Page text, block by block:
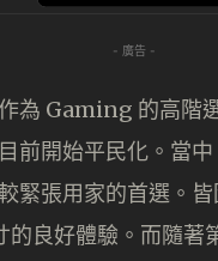
- 廣告 -
為 Gaming 的高階
前開始平民化。當
緊張用家的首選。
的良好體驗。而隨著